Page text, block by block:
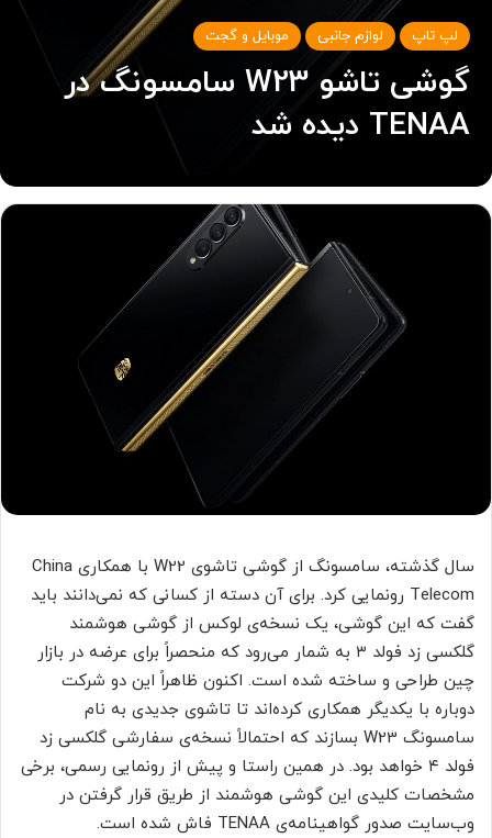
لپ تاپ لوازم جانبی موبایل و گجت
گوشی تاشو W23 سامسونگ در
TENAA دیده شد
سال گذشته، سامسونگ از گوشی تاشوی W22 با همکاری China
Telecom رونمایی کرد. برای آن دسته از کسانی که نمی‌دانند باید
گفت که این گوشی، یک نسخه‌ی لوکس از گوشی هوشمند
گلکسی زد فولد ۳ به شمار می‌رود که منحصراً برای عرضه در بازار
چین طراحی و ساخته شده است. اکنون ظاهراً این دو شرکت
دوباره با یکدیگر همکاری کرده‌اند تا تاشوی جدیدی به نام
سامسونگ W23 بسازند که احتمالاً نسخه‌ی سفارشی‌ گلکسی زد
فولد ۴ خواهد بود. در همین راستا و پیش از رونمایی رسمی، برخی
مشخصات کلیدی این گوشی هوشمند از طریق قرار گرفتن در
وب‌سایت صدور گواهینامه‌ی TENAA فاش شده است.